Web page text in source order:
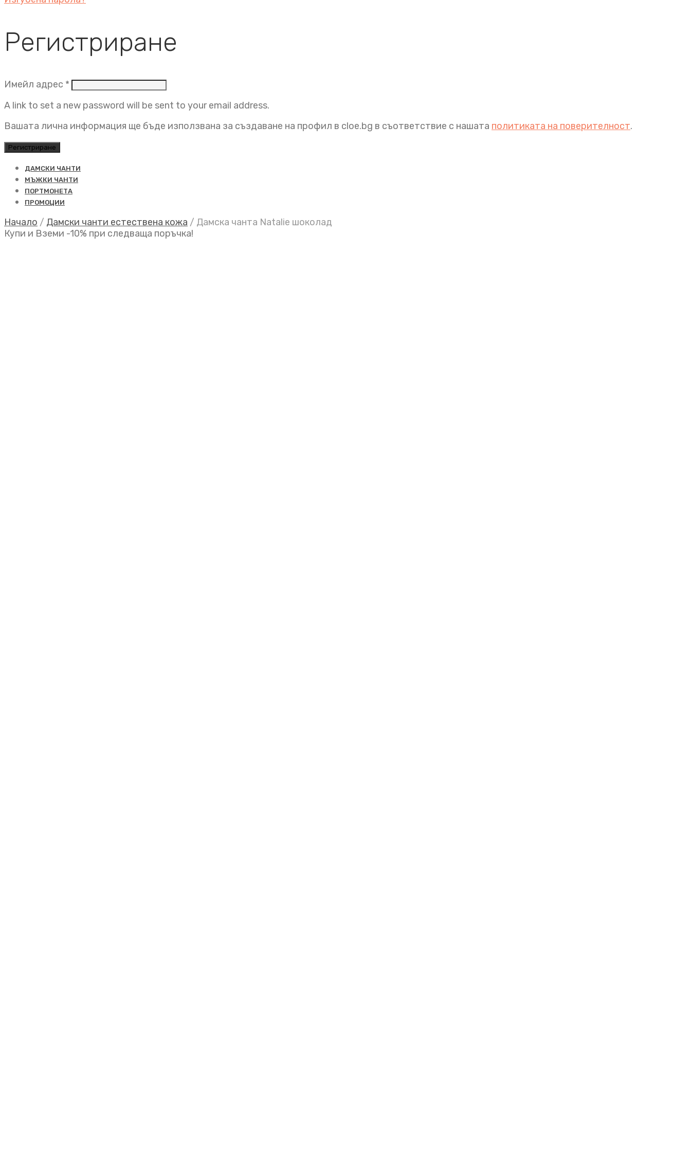
Регистриране
Имейл адрес * Задължително
A link to set a new password will be sent to your email address.
Вашата лична информация ще бъде използвана за създаване на профил в cloe.bg в съответствие с нашата политиката на поверителност.
Регистриране
ДАМСКИ ЧАНТИ
МЪЖКИ ЧАНТИ
ПОРТМОНЕТА
ПРОМОЦИИ
Начало / Дамски чанти естествена кожа / Дамска чанта Natalie шоколад
Купи и Вземи -10% при следваща поръчка!